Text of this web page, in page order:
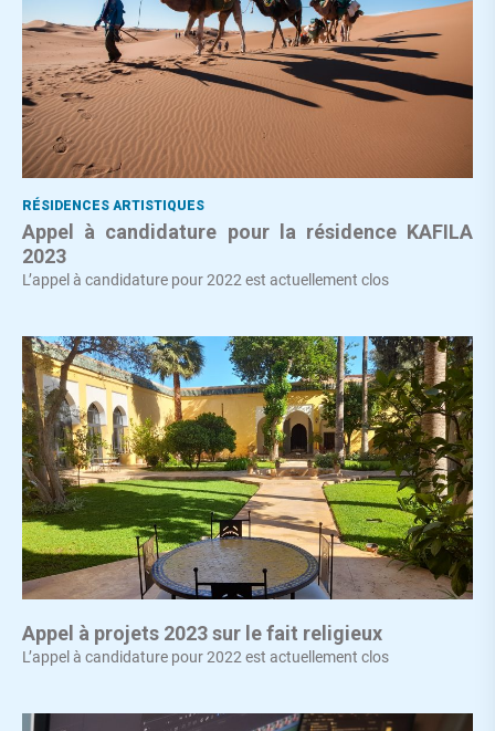
RÉSIDENCES ARTISTIQUES
Appel à candidature pour la résidence KAFILA
2023
L’appel à candidature pour 2022 est actuellement clos
Appel à projets 2023 sur le fait religieux
L’appel à candidature pour 2022 est actuellement clos